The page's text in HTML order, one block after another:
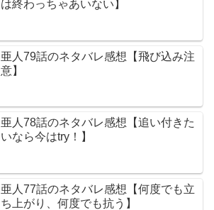
は終わっちゃあいない】
亜人79話のネタバレ感想【飛び込み注
意】
亜人78話のネタバレ感想【追い付きた
いなら今はtry！】
亜人77話のネタバレ感想【何度でも立
ち上がり、何度でも抗う】